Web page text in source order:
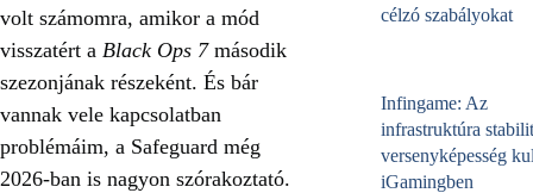
volt számomra, amikor a mód
visszatért a Black Ops 7második
szezonjának részeként. És bár
vannak vele kapcsolatban
problémáim, a Safeguard még
2026-ban is nagyon szórakoztató.
célzó szabályokat
Infingame: Az
infrastruktúra
versenyképesség
iGamingben